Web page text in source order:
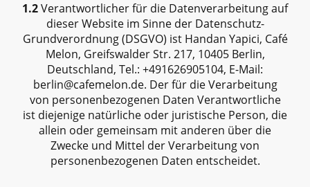
1.2Verantwortlicher für die Datenverarbeitung auf
dieser Website im Sinne der Datenschutz-
Grundverordnung (DSGVO) ist Handan Yapici, Café
Melon, Greifswalder Str. 217, 10405 Berlin,
Deutschland, Tel.: +491626905104, E-Mail:
berlin@cafemelon.de. Der für die Verarbeitung
von personenbezogenen Daten Verantwortliche
ist diejenige natürliche oder juristische Person, die
allein oder gemeinsam mit anderen über die
Zwecke und Mittel der Verarbeitung von
personenbezogenen Daten entscheidet.